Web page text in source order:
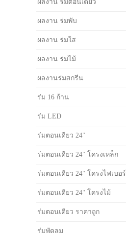
ผลงาน ร่มตอนเดียว
ผลงาน ร่มพับ
ผลงาน ร่มใส
ผลงาน ร่มไม้
ผลงานร่มสกรีน
ร่ม 16 ก้าน
ร่ม LED
ร่มตอนเดียว 24"
ร่มตอนเดียว 24" โครงเหล็ก
ร่มตอนเดียว 24" โครงไฟเบอร์
ร่มตอนเดียว 24" โครงไม้
ร่มตอนเดียว ราคาถูก
ร่มพัดลม